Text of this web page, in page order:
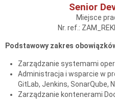
Senior
Miejsce
Nr. ref.:
Podstawowy zakres
Zarządzanie systemami
Administracja i wsparcie w
GitLab, Jenkins, SonarQube,
Zarządzanie kontenerami